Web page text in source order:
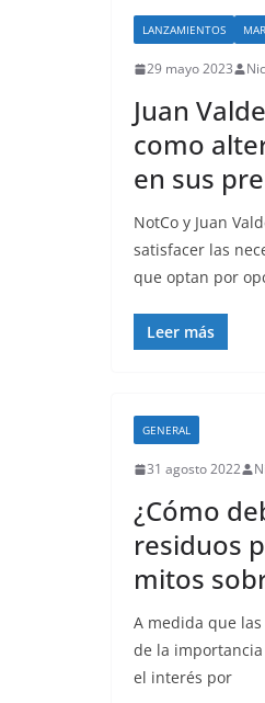
LANZAMIENTOS
29 mayo 2023
Juan
como
en sus
NotCo y Juan
satisfacer las
que optan por
Leer más
GENERAL
31 agosto 2022
¿Cómo
residuos
mitos
A medida que
de la
el interés por